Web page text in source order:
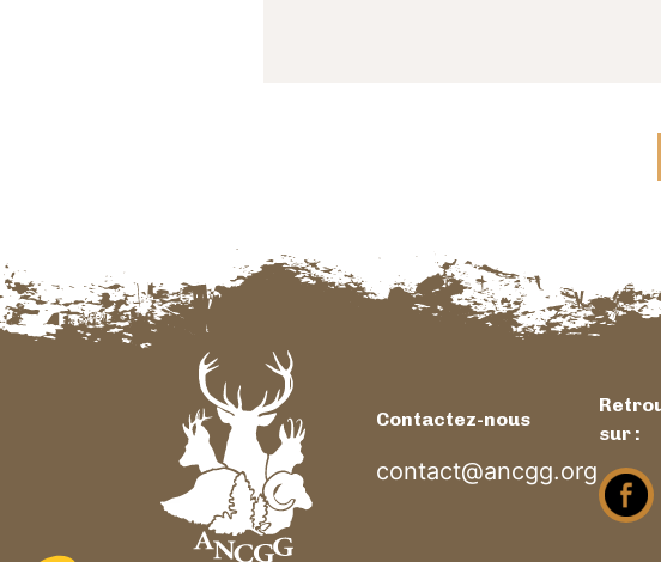
Contactez-nous
contact@ancgg.org
sur :